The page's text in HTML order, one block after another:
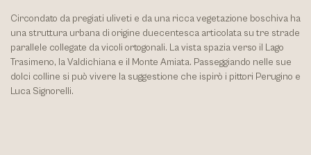
Circondato da pregiati uliveti e da una ricca vegetazione boschiva ha
una struttura urbana di origine duecentesca articolata su tre strade
parallele collegate da vicoli ortogonali. La vista spazia verso il Lago
Trasimeno, la Valdichiana e il Monte Amiata. Passeggiando nelle sue
dolci colline si può vivere la suggestione che ispirò i pittori Perugino e
Luca Signorelli.